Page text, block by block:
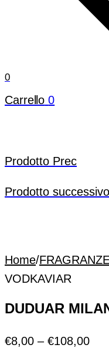
0
Carrello 0
Prodotto Prec
Prodotto successivo
Home/
VODKAVIAR
DUDUAR
€8,00 – €108,00